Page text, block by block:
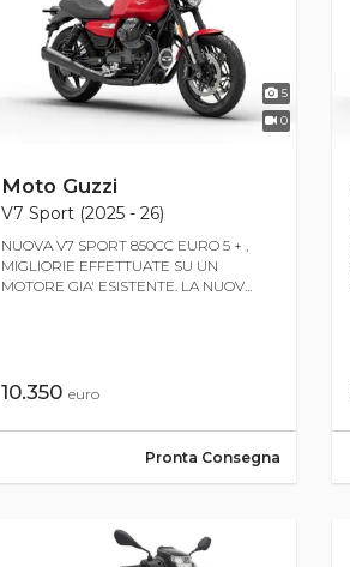
5
0
Moto Guzzi
V7 Sport (2025 - 26)
NUOVA V7 SPORT 850CC EURO 5 + ,
MIGLIORIE EFFETTUATE SU UN
MOTORE GIA' ESISTENTE. LA NUOV...
10.350 euro
Pronta Consegna